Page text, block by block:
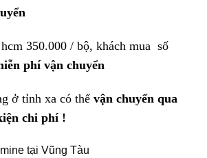
350.000 / bộ, khách mua số
phí vận chuyển
ở tỉnh xa có thể vận chuyển qua
chi phí !
tại Vũng Tàu